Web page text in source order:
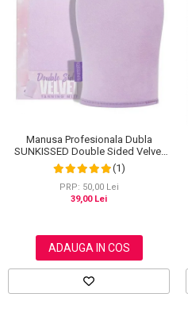
Manusa Profesionala Dubla
SUNKISSED Double Sided Velvet
pentru Aplicarea Autobronzantului,
ECO Packaging
(1)
PRP: 50,00 Lei
39,00 Lei
ADAUGA IN COS